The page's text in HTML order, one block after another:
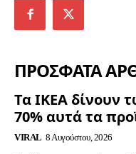
ΠΡΟΣΦΑΤΑ
Τα ΙΚΕΑ δίνουν
70% αυτά τα
VIRAL 8 Αυγούστου, 2026